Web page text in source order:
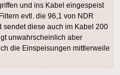
und ins Kabel eingespeist
evtl. die 96,1 von NDR
sendet diese auch im Kabel 200
unwahrscheinlich aber
die Einspeisungen mittlerweile